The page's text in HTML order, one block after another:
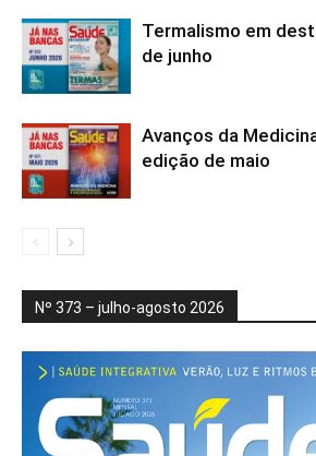
Termalismo em
de junho
Avanços da
edição de maio
Nº 373 – julho-agosto 2026